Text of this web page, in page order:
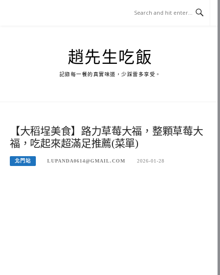
趙先生吃飯
記錄每一餐的真實味道，少踩雷多享受。
【大稻埕美食】路力草莓大福，整顆草莓大
福，吃起來超滿足推薦(菜單)
北門站 LUPANDA0614@GMAIL.COM 2026-01-28